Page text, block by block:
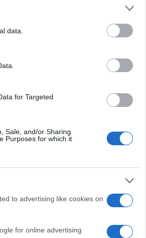
data.
for Targeted
Sale, and/or Sharing
Purposes for which it
to advertising like cookies on
for online advertising